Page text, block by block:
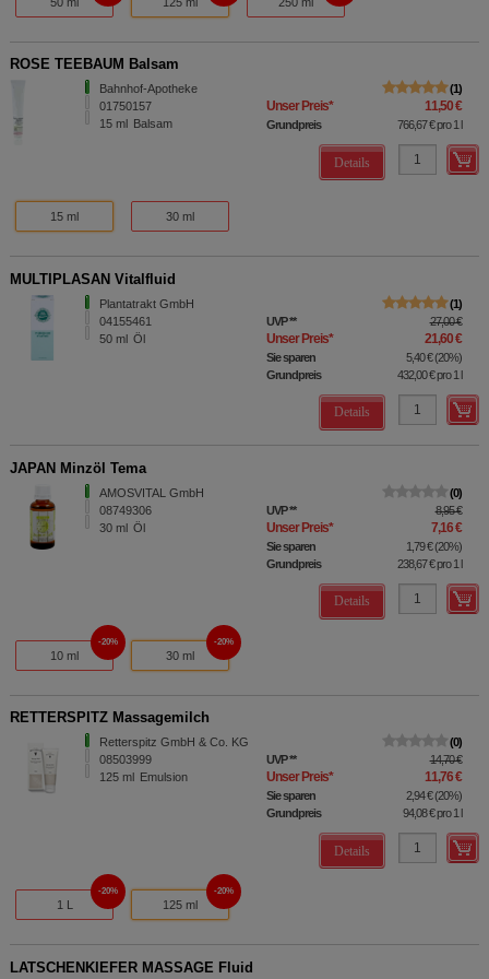
ROSE TEEBAUM Balsam
Bahnhof-Apotheke
01750157
15 ml Balsam
1
Unser Preis* 11,50 €
Grundpreis 766,67 €pro 1 l
Details
15 ml 30 ml
MULTIPLASAN Vitalfluid
Plantatrakt GmbH
04155461
50 ml Öl
1
UVP** 27,00 €
Unser Preis* 21,60 €
Sie sparen 5,40 €(20%)
Grundpreis
432,00 €pro 1 l
Details
JAPAN Minzöl Tema
AMOSVITAL GmbH
08749306
30 ml Öl
0
UVP** 8,95 €
Unser Preis* 7,16 €
Sie sparen 1,79 €(20%)
Grundpreis
238,67 €pro 1 l
Details
10 ml
20%
30 ml
20%
RETTERSPITZ Massagemilch
Retterspitz GmbH & Co. KG
08503999
125 ml Emulsion
0
UVP** 14,70 €
Unser Preis* 11,76 €
Sie sparen 2,94 €(20%)
Grundpreis
94,08 €pro 1 l
Details
1 L
20%
125 ml
20%
LATSCHENKIEFER MASSAGE Fluid